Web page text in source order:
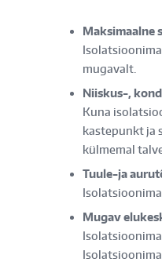
Maksimaalne
mugavalt.
Niiskus-,
Kuna
kastepunkt ja
külmemal
Tuule-ja
Mugav